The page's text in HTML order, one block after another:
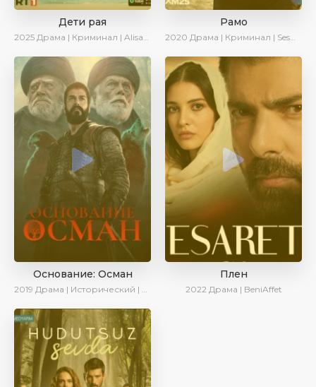
Дети рая
2025 Драма | Криминал | AlisaDirilis | Новинки | Сериалы 2025
Рамо
2020 Драма | Криминал | SesDizi | Ирина Котова
Основание: Осман
2019 Драма | Исторический | Военный | AveTurk | Turok1990
Плен
2022 Драма | BeniAffet